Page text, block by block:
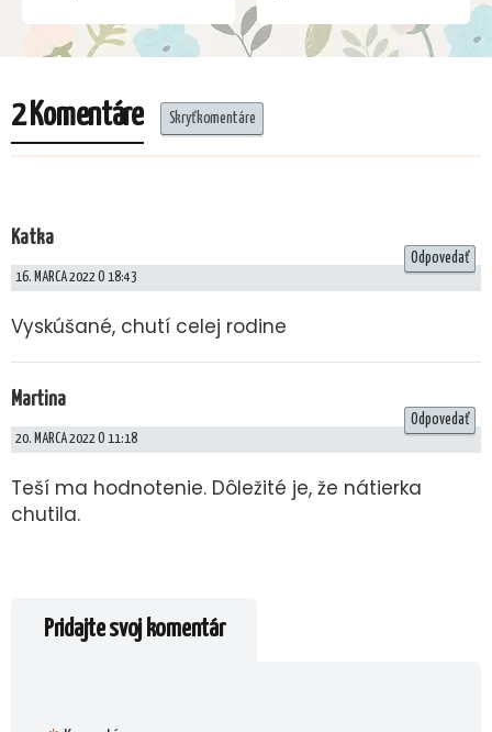
2 Komentáre Skryť komentáre
Katka
16. MARCA 2022 O 18:43
Vyskúšané, chutí celej rodine
Odpovedať
Martina
20. MARCA 2022 O 11:18
Teší ma hodnotenie. Dôležité je, že nátierka
chutila.
Odpovedať
Pridajte svoj komentár